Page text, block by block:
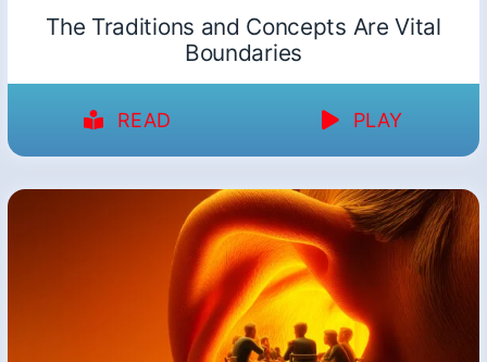
The Traditions and Concepts Are Vital
Boundaries
READ PLAY